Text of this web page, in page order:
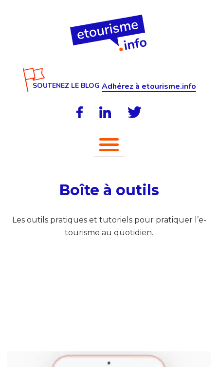
SOUTENEZ LE BLOG Adhérez à etourisme.info
Boîte à outils
Les outils pratiques et tutoriels pour pratiquer l’e-
tourisme au quotidien.